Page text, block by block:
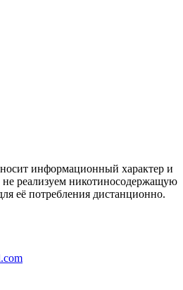
информационный характер и
реализуем никотиносодержащую
её потребления дистанционно.